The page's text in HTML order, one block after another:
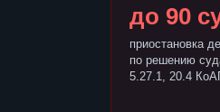
до 90
приостановка
по решению
5.27.1, 20.4